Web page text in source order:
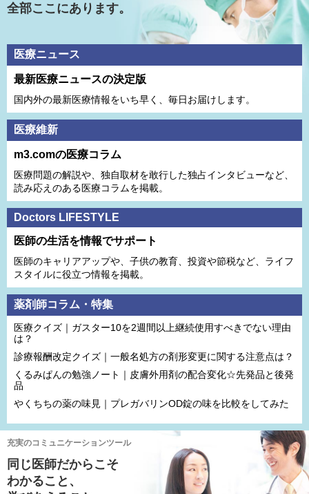
全部ここにあります。
医療ニュース
最新医療ニュースの決定版
国内外の最新医療情報をいち早く、毎日お届けします。
医療維新
m3.comの医療コラム
医療問題の解説や、独⾃取材を敢⾏した独占インタビューなど、
読み応えのある医療コラムを掲載。
Doctors LIFESTYLE
医師の生活を情報でサポート
医師のキャリアアップや、子供の教育、投資や節税など、ライフ
スタイルに役立つ情報を掲載。
薬剤師コラム・特集
医療クイズ｜ガスター10を2週間以上継続使用すべきでない理由
は？
診療報酬改定クイズ｜一般名処方の剤形変更に関する注意点は？
くるみぱんの勉強ノート｜皮膚外用剤の配合変化☆先発品と後発
品
やくちちの薬の味見｜プレガバリンOD錠の味を比較をしてみた
充実のコミュニケーションツール
同じ医師だからこそ
わかること、